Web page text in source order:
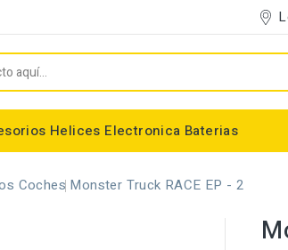
Helices Electronica Baterias
Coches Monster Truck RACE EP - 2